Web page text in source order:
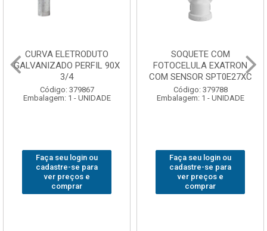
CURVA ELETRODUTO
GALVANIZADO PERFIL 90X
3/4
Código: 379867
Embalagem: 1 - UNIDADE
Faça seu login ou
cadastre-se para
ver preços e
comprar
SOQUETE COM
FOTOCELULA EXATRON
COM SENSOR SPT0E27XC
Código: 379788
Embalagem: 1 - UNIDADE
Faça seu login ou
cadastre-se para
ver preços e
comprar